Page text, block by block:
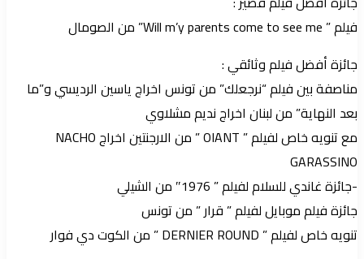
فيلم ” Will m’y parents come to see me” من الصومال
جائزة أفضل فيلم وثائقي :
مناصفة بين فيلم “نرجعلك” من تونس اخراج ياسين الرديسي و”ما
بعد النهاية” من لبنان اخراج نديم مشلاوي
مع تنويه خاص لفيلم ” OIANT ” من الارجنتين اخراج NACHO
GARASSINO
-جائزة غاندي للسلام لفيلم ” 1976″ من الشيلي
جائزة فيلم موبايل لفيلم ” قرار ” من تونس
تنويه خاص لفيلم ” DERNIER ROUND ” من الكوت دي فوار